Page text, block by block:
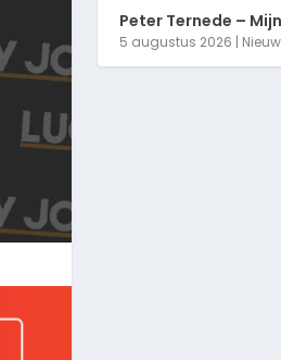
Peter Ternede –
5 augustus 2026 |